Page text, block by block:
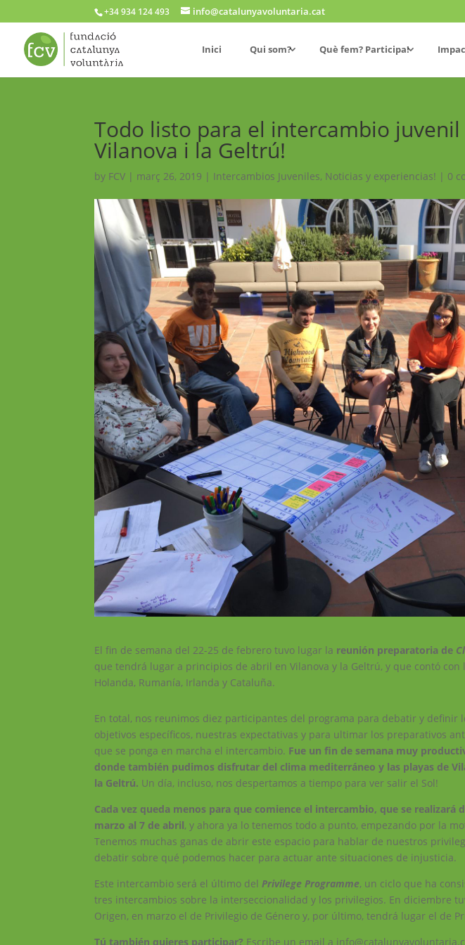
+34 934 124 493 info@catalunyavoluntaria.cat
Inici Qui som? Què fem? Participa!
Todo listo para el intercambio juvenil
Vilanova i la Geltrú!
by FCV | març 26, 2019 | Intercambios Juveniles, Noticias y experiencias! | 0
El fin de semana del 22-25 de febrero tuvo lugar la reunión preparatoria de
que tendrá lugar a principios de abril en Vilanova y la Geltrú, y que contó
Holanda, Rumanía, Irlanda y Cataluña.
En total, nos reunimos diez participantes del programa para debatir y definir
objetivos específicos, nuestras expectativas y para ultimar los preparativos
que se ponga en marcha el intercambio. Fue un fin de semana muy
donde también pudimos disfrutar del clima mediterráneo y las playas de
la Geltrú. Un día, incluso, nos despertamos a tiempo para ver salir el Sol!
Cada vez queda menos para que comience el intercambio, que se realizará
marzo al 7 de abril, y ahora ya lo tenemos todo a punto, empezando por la
Tenemos muchas ganas de abrir este espacio para hablar de nuestros
debatir sobre qué podemos hacer para actuar ante situaciones de injusticia.
Este intercambio será el último del Privilege Programme, un ciclo que ha
tres intercambios sobre la interseccionalidad y los privilegios. En diciembre
Origen, en marzo el de Privilegio de Género y, por último, tendrá lugar el de
Tú también quieres participar? Escribe un email a